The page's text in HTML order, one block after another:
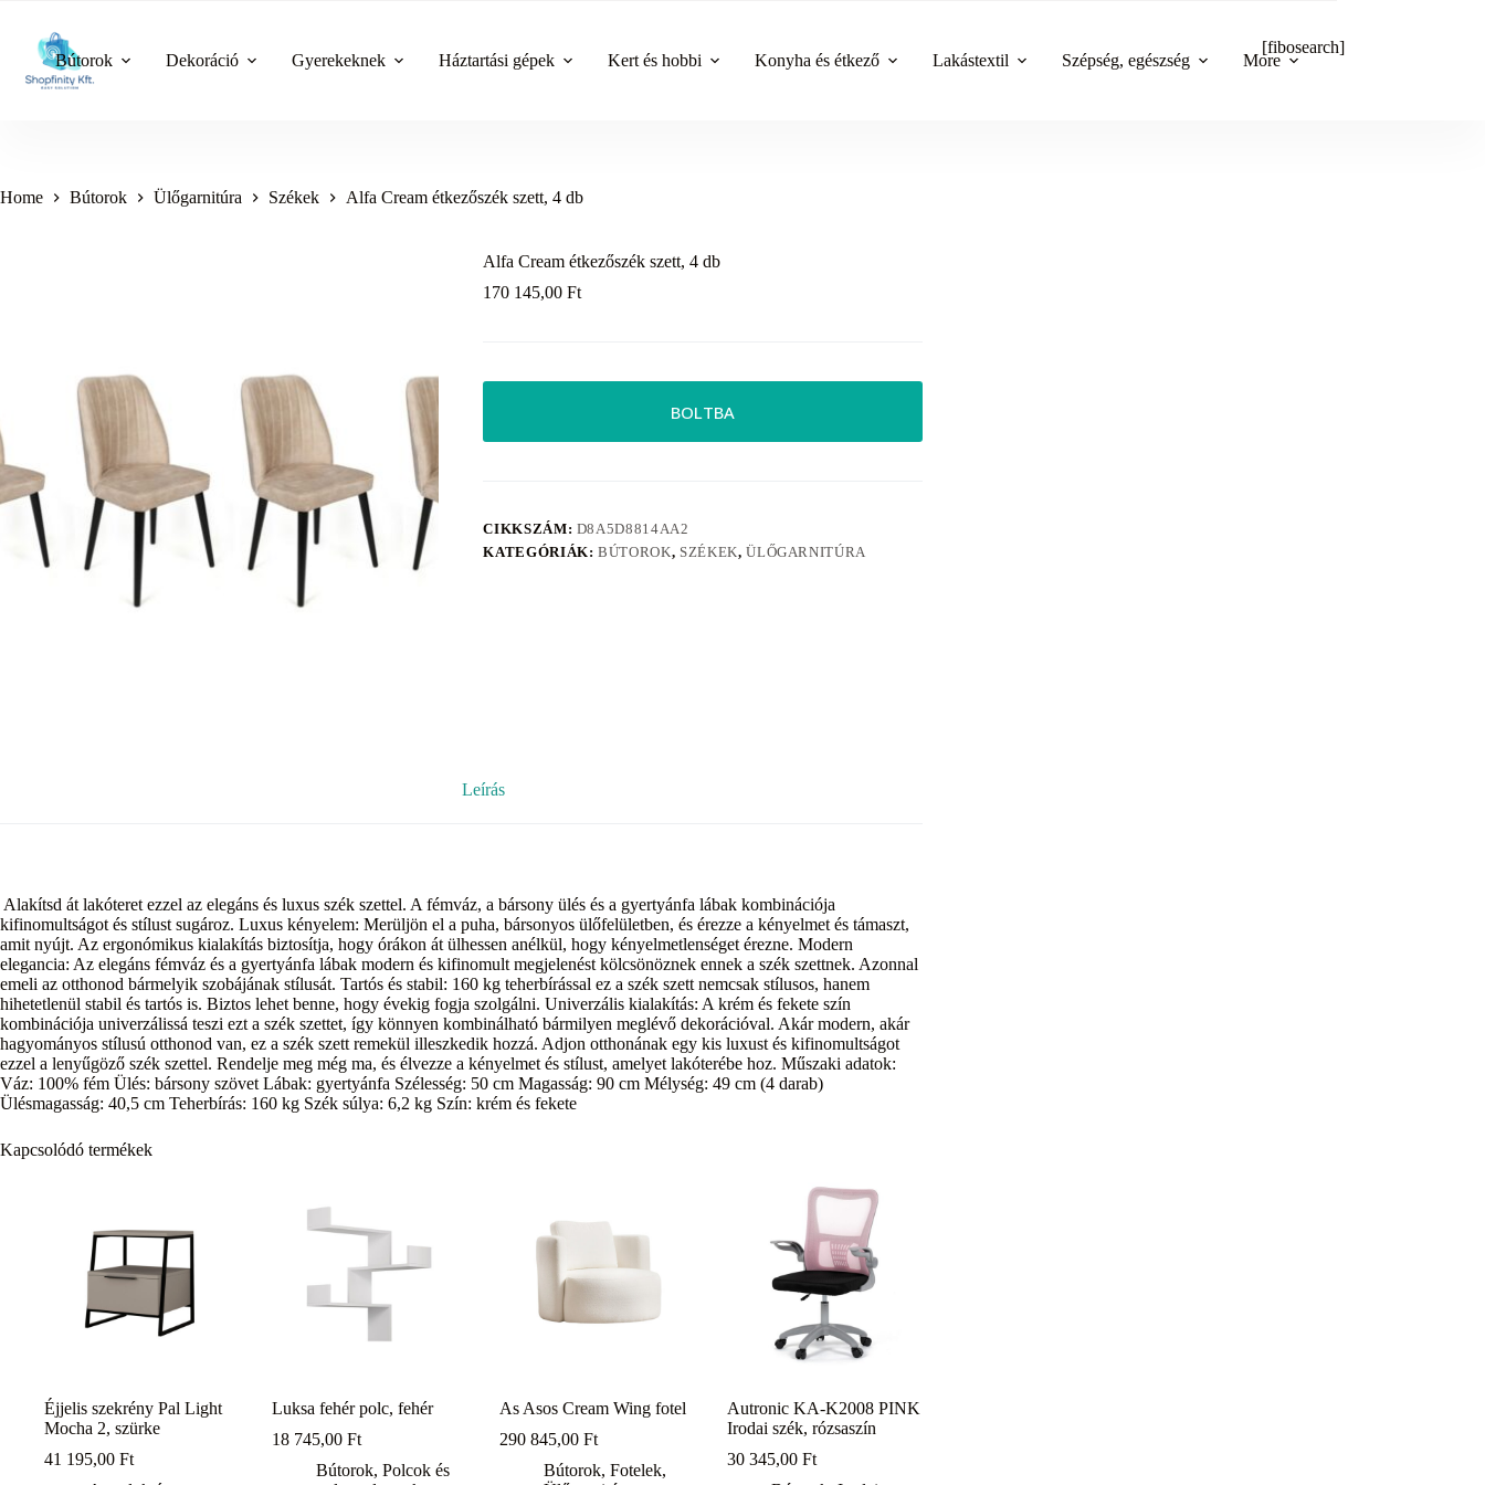
content
Bútorok Dekoráció Gyerekeknek Háztartási gépek Kert és hobbi Konyha és étkező Lakástextil Szépség, egészség More
[fibosearch]
Home Bútorok Ülőgarnitúra Székek Alfa Cream étkezőszék szett, 4 db
Alfa Cream étkezőszék szett, 4 db
170 145,00Ft
BOLTBA
CIKKSZÁM: D8A5D8814AA2
KATEGÓRIÁK:BÚTOROK, SZÉKEK,ÜLŐGARNITÚRA
Leírás
Alakítsd át lakóteret ezzel az elegáns és luxus szék szettel. A fémváz, a bársony ülés és a gyertyánfa lábak kombinációja
kifinomultságot és stílust sugároz. Luxus kényelem: Merüljön el a puha, bársonyos ülőfelületben, és érezze a kényelmet és támaszt,
amit nyújt. Az ergonómikus kialakítás biztosítja, hogy órákon át ülhessen anélkül, hogy kényelmetlenséget érezne. Modern
elegancia: Az elegáns fémváz és a gyertyánfa lábak modern és kifinomult megjelenést kölcsönöznek ennek a szék szettnek. Azonnal
emeli az otthonod bármelyik szobájának stílusát. Tartós és stabil: 160 kg teherbírással ez a szék szett nemcsak stílusos, hanem
hihetetlenül stabil és tartós is. Biztos lehet benne, hogy évekig fogja szolgálni. Univerzális kialakítás: A krém és fekete szín
kombinációja univerzálissá teszi ezt a szék szettet, így könnyen kombinálható bármilyen meglévő dekorációval. Akár modern, akár
hagyományos stílusú otthonod van, ez a szék szett remekül illeszkedik hozzá. Adjon otthonának egy kis luxust és kifinomultságot
ezzel a lenyűgöző szék szettel. Rendelje meg még ma, és élvezze a kényelmet és stílust, amelyet lakóterébe hoz. Műszaki adatok:
Váz: 100% fém Ülés: bársony szövet Lábak: gyertyánfa Szélesség: 50 cm Magasság: 90 cm Mélység: 49 cm (4 darab)
Ülésmagasság: 40,5 cm Teherbírás: 160 kg Szék súlya: 6,2 kg Szín: krém és fekete
Kapcsolódó termékek
Éjjelis szekrény Pal Light
Mocha 2, szürke
41 195,00 Ft
Luksa fehér polc, fehér
18 745,00Ft
Bútorok,Polcok és
As Asos Cream Wing fotel
290 845,00Ft
Bútorok,Fotelek,
Autronic KA-K2008 PINK
Irodai szék, rózsaszín
30 345,00Ft